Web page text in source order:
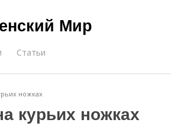
Мир
Статьи
ножках
курьих ножках